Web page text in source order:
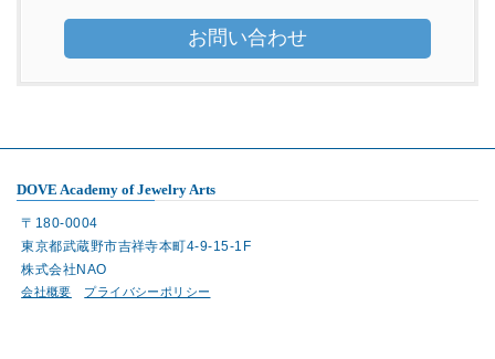
お問い合わせ
DOVE Academy of Jewelry Arts
〒180-0004
東京都武蔵野市吉祥寺本町4-9-15-1F
株式会社NAO
会社概要 プライバシーポリシー